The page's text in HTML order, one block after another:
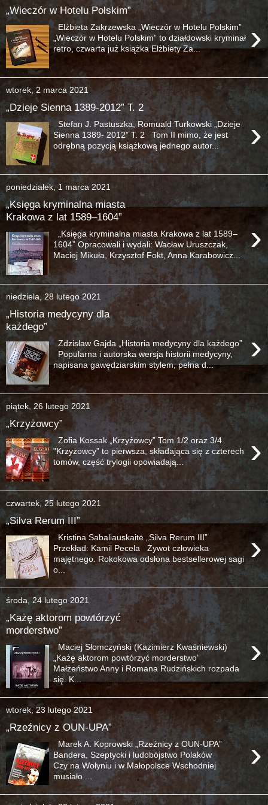
„Wieczór w Hotelu Polskim”
›
Elżbieta Zakrzewska „Wieczór w Hotelu Polskim”
„Wieczór w Hotelu Polskim” to działdowski kryminał
retro, czwarta już książka Elżbiety Za...
wtorek, 2 marca 2021
„Dzieje Sienna 1389-2012” T. 2
›
Stefan J. Pastuszka, Romuald Turkowski „Dzieje
Sienna 1389- 2012” T. 2 Tom II mimo, że jest
odrębną pozycją książkową jednego autor...
poniedziałek, 1 marca 2021
„Księga kryminalna miasta
Krakowa z lat 1589–1604”
›
„Księga kryminalna miasta Krakowa z lat 1589–
1604” Opracowali i wydali: Wacław Uruszczak,
Maciej Mikuła, Krzysztof Fokt, Anna Karabowicz...
niedziela, 28 lutego 2021
„Historia medycyny dla
każdego”
›
Zdzisław Gajda „Historia medycyny dla każdego”
Popularna i autorska wersja historii medycyny,
napisana gawędziarskim stylem, pełna d...
piątek, 26 lutego 2021
„Krzyżowcy”
›
Zofia Kossak „Krzyżowcy” Tom 1/2 oraz 3/4
"Krzyżowcy” to pierwsza, składająca się z czterech
tomów, część trylogii opowiadają...
czwartek, 25 lutego 2021
„Silva Rerum III”
›
Kristina Sabaliauskaitė „Silva Rerum III”
Przekład: Kamil Pecela Żywot człowieka
majętnego. Rokokowa odsłona bestsellerowej sagi
o...
środa, 24 lutego 2021
„Każę aktorom powtórzyć
morderstwo”
›
Maciej Słomczyński (Kazimierz Kwaśniewski)
„Każę aktorom powtórzyć morderstwo”
Małżeństwo Anny i Romana Rudzińskich rozpada
się. K...
wtorek, 23 lutego 2021
„Rzeźnicy z OUN-UPA”
›
Marek A. Koprowski „Rzeźnicy z OUN-UPA”
Bandera, Szeptycki i ludobójstwo Polaków
Czy na Wołyniu i w Małopolsce Wschodniej
musiało ...